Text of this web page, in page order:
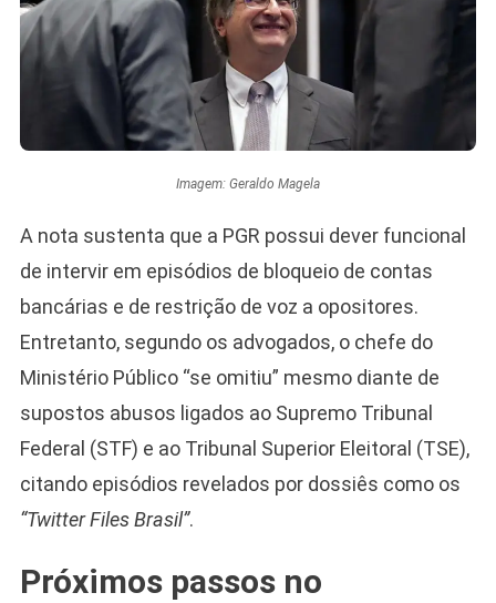
Imagem: Geraldo Magela
A nota sustenta que a PGR possui dever funcional
de intervir em episódios de bloqueio de contas
bancárias e de restrição de voz a opositores.
Entretanto, segundo os advogados, o chefe do
Ministério Público “se omitiu” mesmo diante de
supostos abusos ligados ao Supremo Tribunal
Federal (STF) e ao Tribunal Superior Eleitoral (TSE),
citando episódios revelados por dossiês como os
“Twitter Files Brasil”.
Próximos passos no